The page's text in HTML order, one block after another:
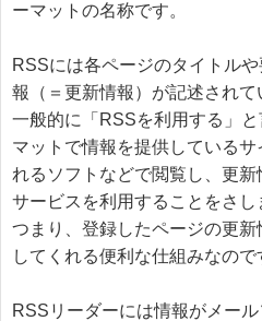
ーマットの名称です。
RSSには各ページのタイトル
報（＝更新情報）が記述されて
一般的に「RSSを利用する」
マットで情報を提供している
れるソフトなどで閲覧し、更
サービスを利用することをさし
つまり、登録したページの更
してくれる便利な仕組みなので
RSSリーダーには情報がメー